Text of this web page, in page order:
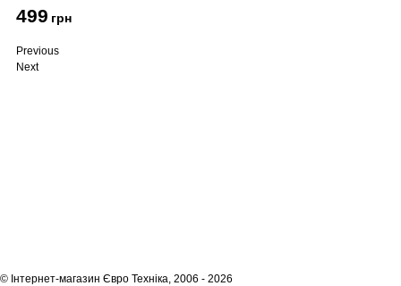
Super
499 грн
Previous
Next
© Інтернет-магазин Євро Техніка, 2006 - 2026